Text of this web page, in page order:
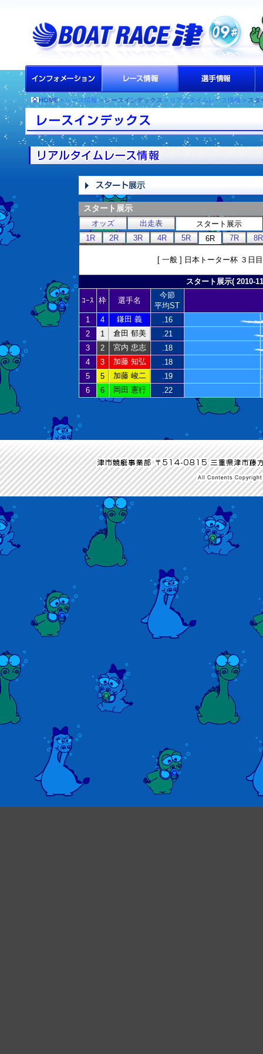
HOME> レース情報 >レースインデックス > リアルタイムレース情報 > スタ
スタート展示
オッズ 出走表
スタート展示
1R
2R 3R 4R 5R 6R 7R 8R
[ 一般 ] 日本トーター杯 ３
スタート展示( 2010-
ｺｰｽ 枠 選手名
今節
平均ST
1
4 鎌田 義
.16
2
1 倉田 郁美
.21
3
2 宮内 忠志
.18
4
3 加藤 知弘
.18
5
5 加藤 峻二
.19
6
6 岡田 憲行 .22